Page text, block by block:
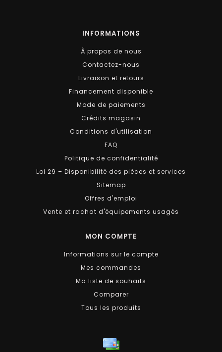
INFORMATIONS
À propos de nous
Contactez-nous
Livraison et retours
Financement disponible
Mode de paiements
Crédits magasin
Conditions d'utilisation
FAQ
Politique de confidentialité
Loi 29 – Disponibilité des pièces et services
Sitemap
Offres d'emploi
Vente et rachat d'équipements usagés
MON COMPTE
Informations sur le compte
Mes commandes
Ma liste de souhaits
Comparer
Tous les produits